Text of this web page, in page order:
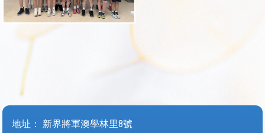
地址： 新界將軍澳學林里8號